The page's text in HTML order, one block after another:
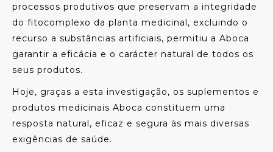
processos produtivos que preservam a integridade
do fitocomplexo da planta medicinal, excluindo o
recurso a substâncias artificiais, permitiu a Aboca
garantir a eficácia e o carácter natural de todos os
seus produtos.
Hoje, graças a esta investigação, os suplementos e
produtos medicinais Aboca constituem uma
resposta natural, eficaz e segura às mais diversas
exigências de saúde.